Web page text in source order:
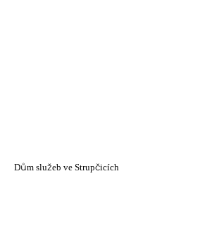
Dům služeb ve Strupčicích